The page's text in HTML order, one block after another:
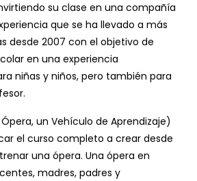
su clase en una compañía
que se ha llevado a más
desde 2007 con el objetivo de
en una experiencia
niñas y niños, pero también para
un Vehículo de Aprendizaje)
el curso completo a crear desde
una ópera. Una ópera en
madres, padres y